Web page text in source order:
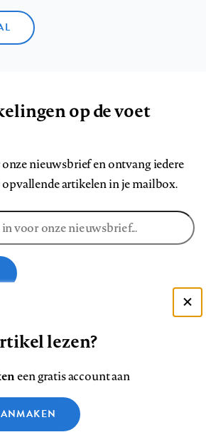
op de voet
nieuwsbrief en ontvang iedere
opvallende artikelen in je mailbox.
ons
op
InstagramYouTube
Privacy
Medische vragen verdienen
lezen?
een gratis account aan